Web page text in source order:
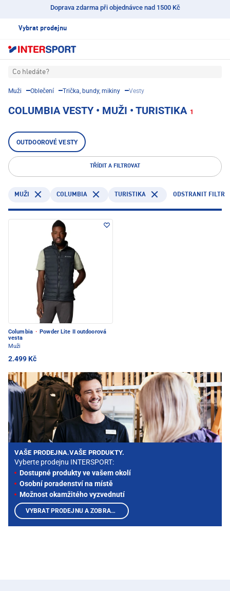
Doprava zdarma při objednávce nad 1500 Kč
Vybrat prodejnu
Co hledáte?
Muži Oblečení Trička, bundy, mikiny Vesty
COLUMBIA VESTY • MUŽI • TURISTIKA 1
OUTDOOROVÉ VESTY
TŘÍDIT A FILTROVAT
MUŽI COLUMBIA TURISTIKA ODSTRANIT FILTR
Columbia · Powder Lite II outdoorová
vesta
Muži
2.499 Kč
VAŠE PRODEJNA.VAŠE PRODUKTY.
Vyberte prodejnu INTERSPORT:
Dostupné produkty ve vašem okolí
Osobní poradenství na místě
Možnost okamžitého vyzvednutí
VYBRAT PRODEJNU A ZOBRAZIT PRODUKTY